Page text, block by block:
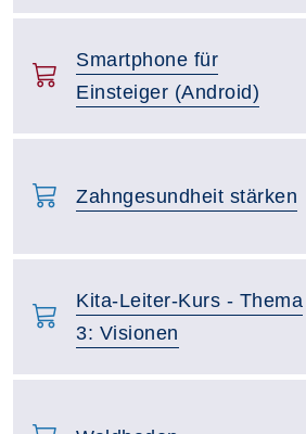
Smartphone für
Einsteiger (Android)
Zahngesundheit stärken
Kita-Leiter-Kurs - Thema
3: Visionen